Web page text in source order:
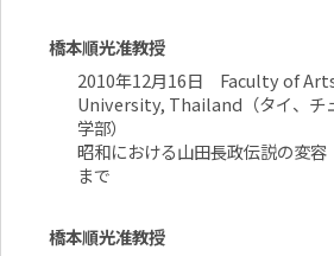
橋本順光准教授
2010年12月16日 Faculty of
University, Thailand（タイ、チ
学部）
昭和における山田長政伝説の変
まで
橋本順光准教授